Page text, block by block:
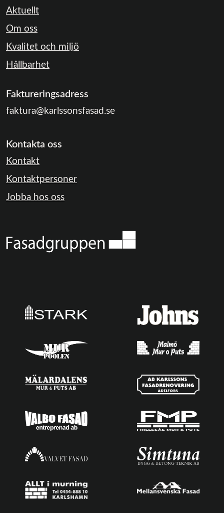
Aktuellt
Om oss
Kvalitet och miljö
Hållbarhet
Faktureringsadress
faktura@karlssonsfasad.se
Kontakta oss
Kontakt
Kontaktpersoner
Jobba hos oss